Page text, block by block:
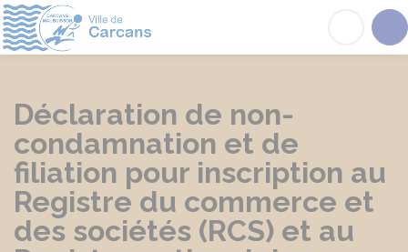
Déclaration de non-
condamnation et de
filiation pour inscription au
Registre du commerce et
des sociétés (RCS) et au